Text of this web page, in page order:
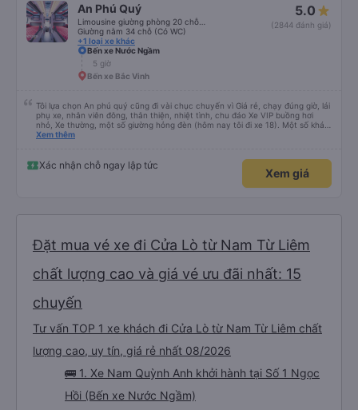
An Phú Quý
Giường nằm 34 chỗ (Có WC)
+1 loại xe khác
5.0
(2844 đánh giá)
Bến xe Nước Ngầm
5 giờ
Bến xe Bắc Vinh
Tôi lựa chọn An phú quý cũng đi vài chục chuyến vì Giá rẻ, chạy đúng giờ, lái
phụ xe, nhân viên đông, thân thiện, nhiệt tình, chu đáo Xe VIP buồng hơi
nhỏ, Xe thường, một số giường hỏng đèn (hôm nay tôi đi xe 18). Một số khác
cửa gió điều hoà (cửa cuộn) nút kẹt, khá lạnh. Tuy nhiên, về lâu dài tôi vẫn
Xem thêm
Xác nhận chỗ ngay lập tức
Xem giá
Đặt mua vé xe đi Cửa Lò từ Nam Từ Liêm
chất lượng cao và giá vé ưu đãi nhất: 15
chuyến
Tư vấn TOP 1 xe khách đi Cửa Lò từ Nam Từ Liêm chất
lượng cao, uy tín, giá rẻ nhất 08/2026
🚌 1. Xe Nam Quỳnh Anh khởi hành tại Số 1 Ngọc
Hồi (Bến xe Nước Ngầm)